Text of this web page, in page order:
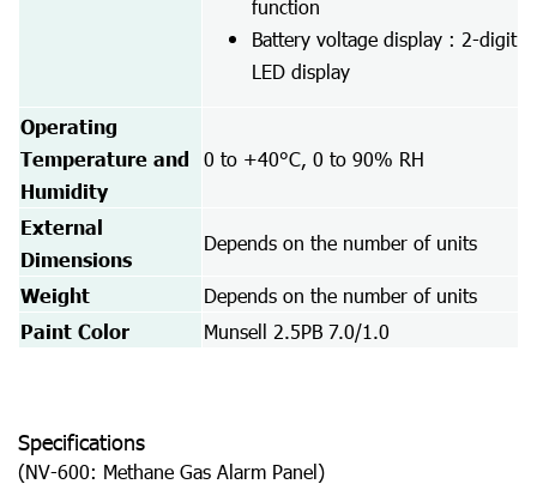
function
Battery voltage display : 2-digit
LED display
Operating
Temperature and
Humidity
0 to +40°C, 0 to 90% RH
External
Dimensions
Depends on the number of units
Weight Depends on the number of units
Paint Color Munsell 2.5PB 7.0/1.0
Specifications
(NV-600: Methane Gas Alarm Panel)